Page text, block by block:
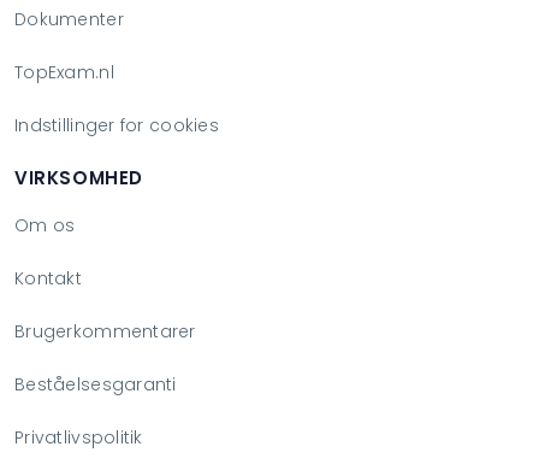
Dokumenter
TopExam.nl
Indstillinger for cookies
VIRKSOMHED
Om os
Kontakt
Brugerkommentarer
Beståelsesgaranti
Privatlivspolitik